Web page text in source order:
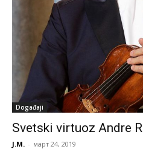
Događaji
Svetski virtuoz Andre
J.M. - март 24, 2019